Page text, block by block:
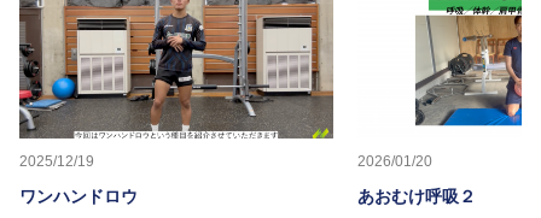
2025/12/19
ワンハンドロウ
2026/01/20
あおむけ呼吸２